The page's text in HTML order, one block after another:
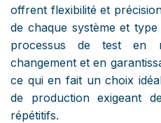
offrent flexibilité et
de chaque système et
processus de test en
changement et en
ce qui en fait un choix
de production exigeant
répétitifs.